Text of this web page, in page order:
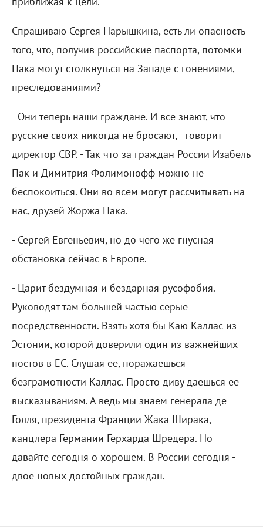
Спрашиваю Сергея Нарышкина, есть ли опасность
того, что, получив российские паспорта, потомки
Пака могут столкнуться на Западе с гонениями,
преследованиями?
- Они теперь наши граждане. И все знают, что
русские своих никогда не бросают, - говорит
директор СВР. - Так что за граждан России Изабель
Пак и Димитрия Фолимонофф можно не
беспокоиться. Они во всем могут рассчитывать на
нас, друзей Жоржа Пака.
- Сергей Евгеньевич, но до чего же гнусная
обстановка сейчас в Европе.
- Царит бездумная и бездарная русофобия.
Руководят там большей частью серые
посредственности. Взять хотя бы Каю Каллас из
Эстонии, которой доверили один из важнейших
постов в ЕС. Слушая ее, поражаешься
безграмотности Каллас. Просто диву даешься ее
высказываниям. А ведь мы знаем генерала де
Голля, президента Франции Жака Ширака,
канцлера Германии Герхарда Шредера. Но
давайте сегодня о хорошем. В России сегодня -
двое новых достойных граждан.